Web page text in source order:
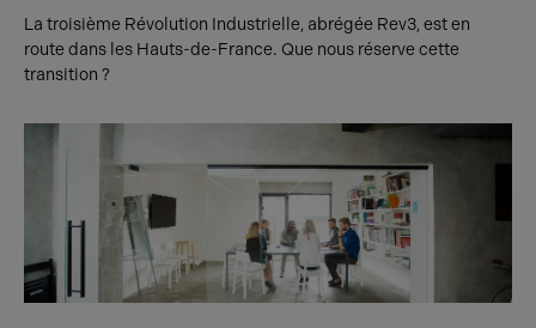
La troisième Révolution Industrielle, abrégée Rev3, est en
route dans les Hauts-de-France. Que nous réserve cette
transition ?